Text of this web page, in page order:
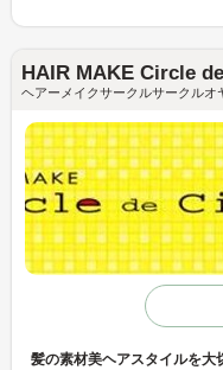
HAIR MAKE Circle
ヘアーメイクサークルサークルオ
髪の素材美ヘアスタイルを大